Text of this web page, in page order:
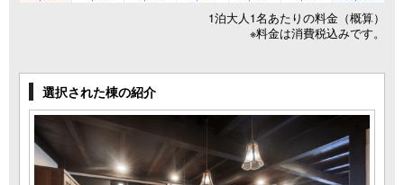
1泊大人1名あたりの料金（概算）
※料金は消費税込みです。
選択された棟の紹介